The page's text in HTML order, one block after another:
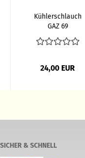
Kühlerschlauch
GAZ 69
24,00 EUR
SICHER & SCHNELL